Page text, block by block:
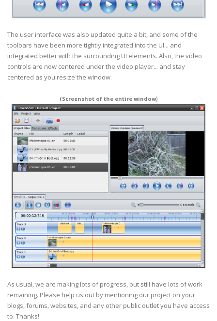
The user interface was also updated quite a bit, and some of the
toolbars have been more tightly integrated into the UI... and
integrated better with the surrounding UI elements. Also, the video
controls are now centered under the video player... and stay
centered as you resize the window.
(Screenshot of the entire window)
As usual, we are making lots of progress, but still have lots of work
remaining. Please help us out by mentioning our project on your
blogs, forums, websites, and any other public outlet you have access
to. Thanks!